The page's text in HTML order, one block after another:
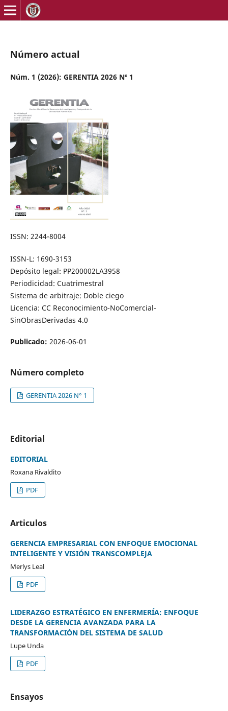
Número actual
Núm. 1 (2026): GERENTIA 2026 Nº 1
ISSN: 2244-8004
ISSN-L: 1690-3153
Depósito legal: PP200002LA3958
Periodicidad: Cuatrimestral
Sistema de arbitraje: Doble ciego
Licencia: CC Reconocimiento-NoComercial-
SinObrasDerivadas 4.0
Publicado: 2026-06-01
Número completo
GERENTIA 2026 N° 1
Editorial
EDITORIAL
Roxana Rivaldito
PDF
Articulos
GERENCIA EMPRESARIAL CON ENFOQUE EMOCIONAL
INTELIGENTE Y VISIÓN TRANSCOMPLEJA
Merlys Leal
PDF
LIDERAZGO ESTRATÉGICO EN ENFERMERÍA: ENFOQUE
DESDE LA GERENCIA AVANZADA PARA LA
TRANSFORMACIÓN DEL SISTEMA DE SALUD
Lupe Unda
PDF
Ensayos